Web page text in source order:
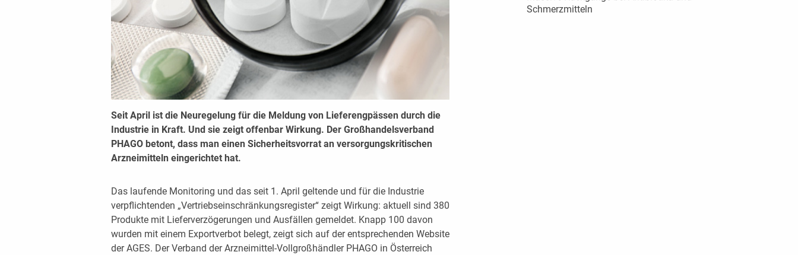
Seit April ist die Neuregelung für die Meldung von Lieferengpässen durch die
Industrie in Kraft. Und sie zeigt offenbar Wirkung. Der Großhandelsverband
PHAGO betont, dass man einen Sicherheitsvorrat an versorgungskritischen
Arzneimitteln eingerichtet hat.
Das laufende Monitoring und das seit 1. April geltende und für die Industrie
verpflichtenden „Vertriebseinschränkungsregister“ zeigt Wirkung: aktuell sind 380
Produkte mit Lieferverzögerungen und Ausfällen gemeldet. Knapp 100 davon
wurden mit einem Exportverbot belegt, zeigt sich auf der entsprechenden Website
der AGES. Der Verband der Arzneimittel-Vollgroßhändler PHAGO in Österreich
Schmerzmitteln